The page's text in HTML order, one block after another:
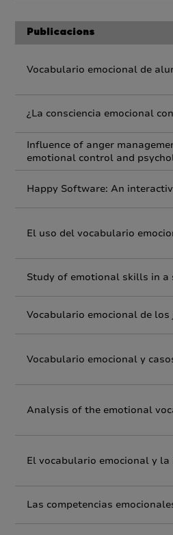
Publicacions
Vocabulario emocional de
¿La consciencia emocional
Influence of anger
emotional control and
Happy Software: An
El uso del vocabulario
Study of emotional skills in
Vocabulario emocional de los
Vocabulario emocional y
Analysis of the emotional
El vocabulario emocional y
Las competencias